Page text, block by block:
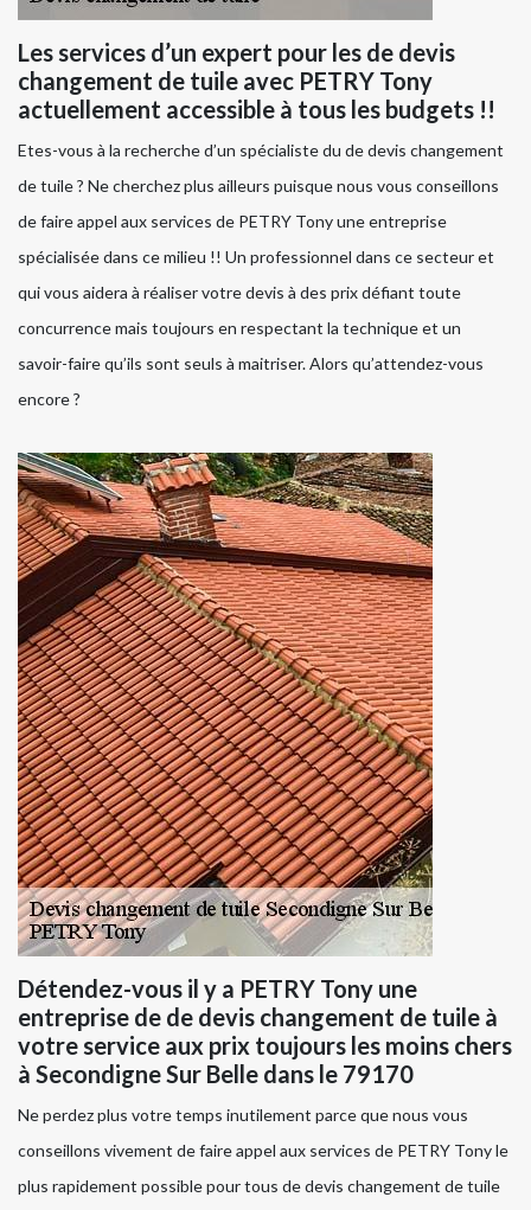
Les services d’un expert pour les de devis
changement de tuile avec PETRY Tony
actuellement accessible à tous les budgets !!
Etes-vous à la recherche d’un spécialiste du de devis changement
de tuile ? Ne cherchez plus ailleurs puisque nous vous conseillons
de faire appel aux services de PETRY Tony une entreprise
spécialisée dans ce milieu !! Un professionnel dans ce secteur et
qui vous aidera à réaliser votre devis à des prix défiant toute
concurrence mais toujours en respectant la technique et un
savoir-faire qu’ils sont seuls à maitriser. Alors qu’attendez-vous
encore ?
Détendez-vous il y a PETRY Tony une
entreprise de de devis changement de tuile à
votre service aux prix toujours les moins chers
à Secondigne Sur Belle dans le 79170
Ne perdez plus votre temps inutilement parce que nous vous
conseillons vivement de faire appel aux services de PETRY Tony le
plus rapidement possible pour tous de devis changement de tuile